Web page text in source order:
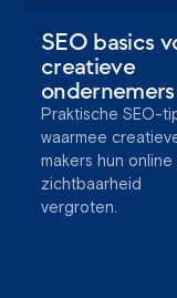
SEO basics
creatieve
ondernemers
Praktische SEO-
waarmee
makers hun online
zichtbaarheid
vergroten.